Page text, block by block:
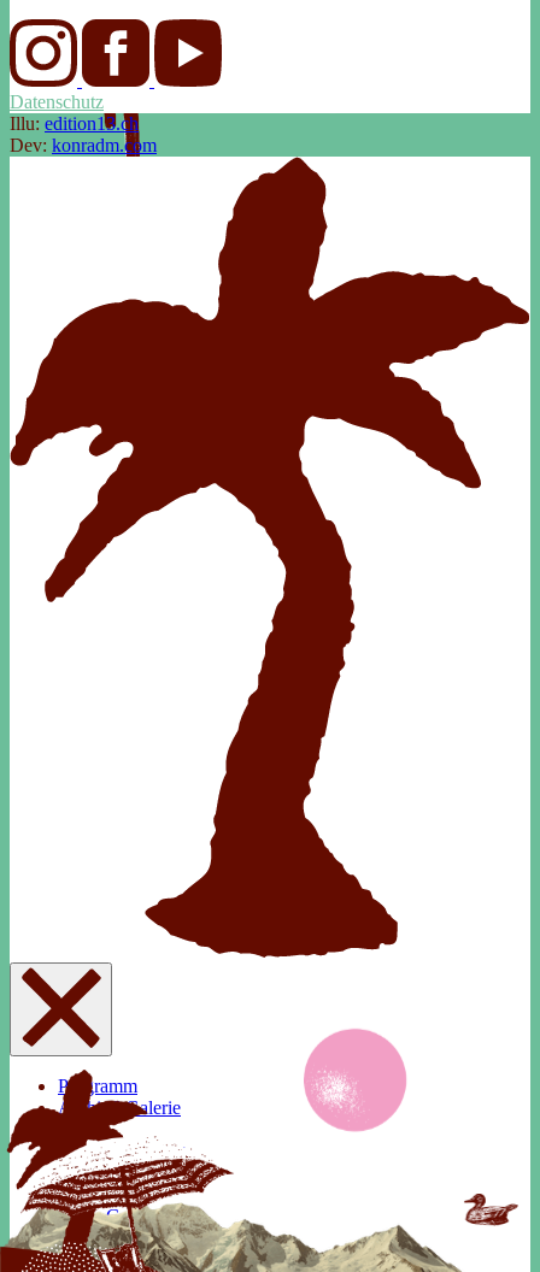
Datenschutz
Illu: edition13.ch
Dev: konradm.com
Programm
Archiv&Galerie
Rundgang
Info
Team
Geschichte
Kontakt
Shop